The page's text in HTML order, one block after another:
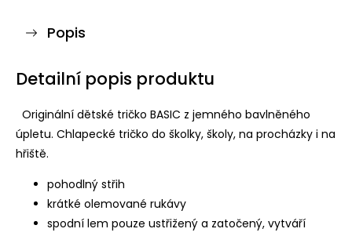
Popis
Detailní popis produktu
Originální dětské tričko BASIC z jemného bavlněného
úpletu. Chlapecké tričko do školky, školy, na procházky i na
hřiště.
pohodlný střih
krátké olemované rukávy
spodní lem pouze ustřižený a zatočený, vytváří